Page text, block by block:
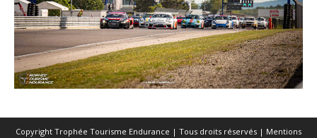
Copyright Trophée Tourisme Endurance | Tous droits réservés | Mentions